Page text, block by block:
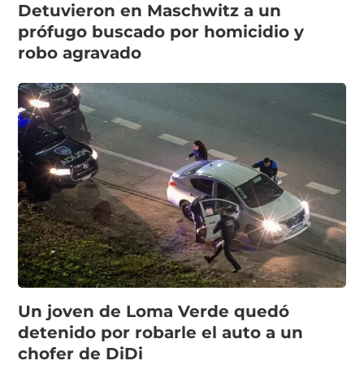
Detuvieron en Maschwitz a un
prófugo buscado por homicidio y
robo agravado
Un joven de Loma Verde quedó
detenido por robarle el auto a un
chofer de DiDi